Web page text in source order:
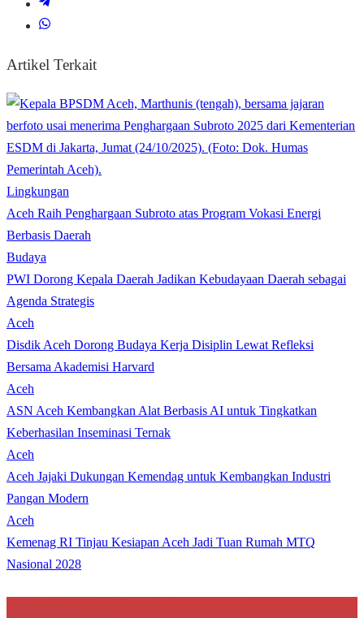
Artikel Terkait
Lingkungan
Aceh Raih Penghargaan Subroto atas Program Vokasi Energi
Berbasis Daerah
Budaya
PWI Dorong Kepala Daerah Jadikan Kebudayaan Daerah sebagai
Agenda Strategis
Aceh
Disdik Aceh Dorong Budaya Kerja Disiplin Lewat Refleksi
Bersama Akademisi Harvard
Aceh
ASN Aceh Kembangkan Alat Berbasis AI untuk Tingkatkan
Keberhasilan Inseminasi Ternak
Aceh
Aceh Jajaki Dukungan Kemendag untuk Kembangkan Industri
Pangan Modern
Aceh
Kemenag RI Tinjau Kesiapan Aceh Jadi Tuan Rumah MTQ
Nasional 2028